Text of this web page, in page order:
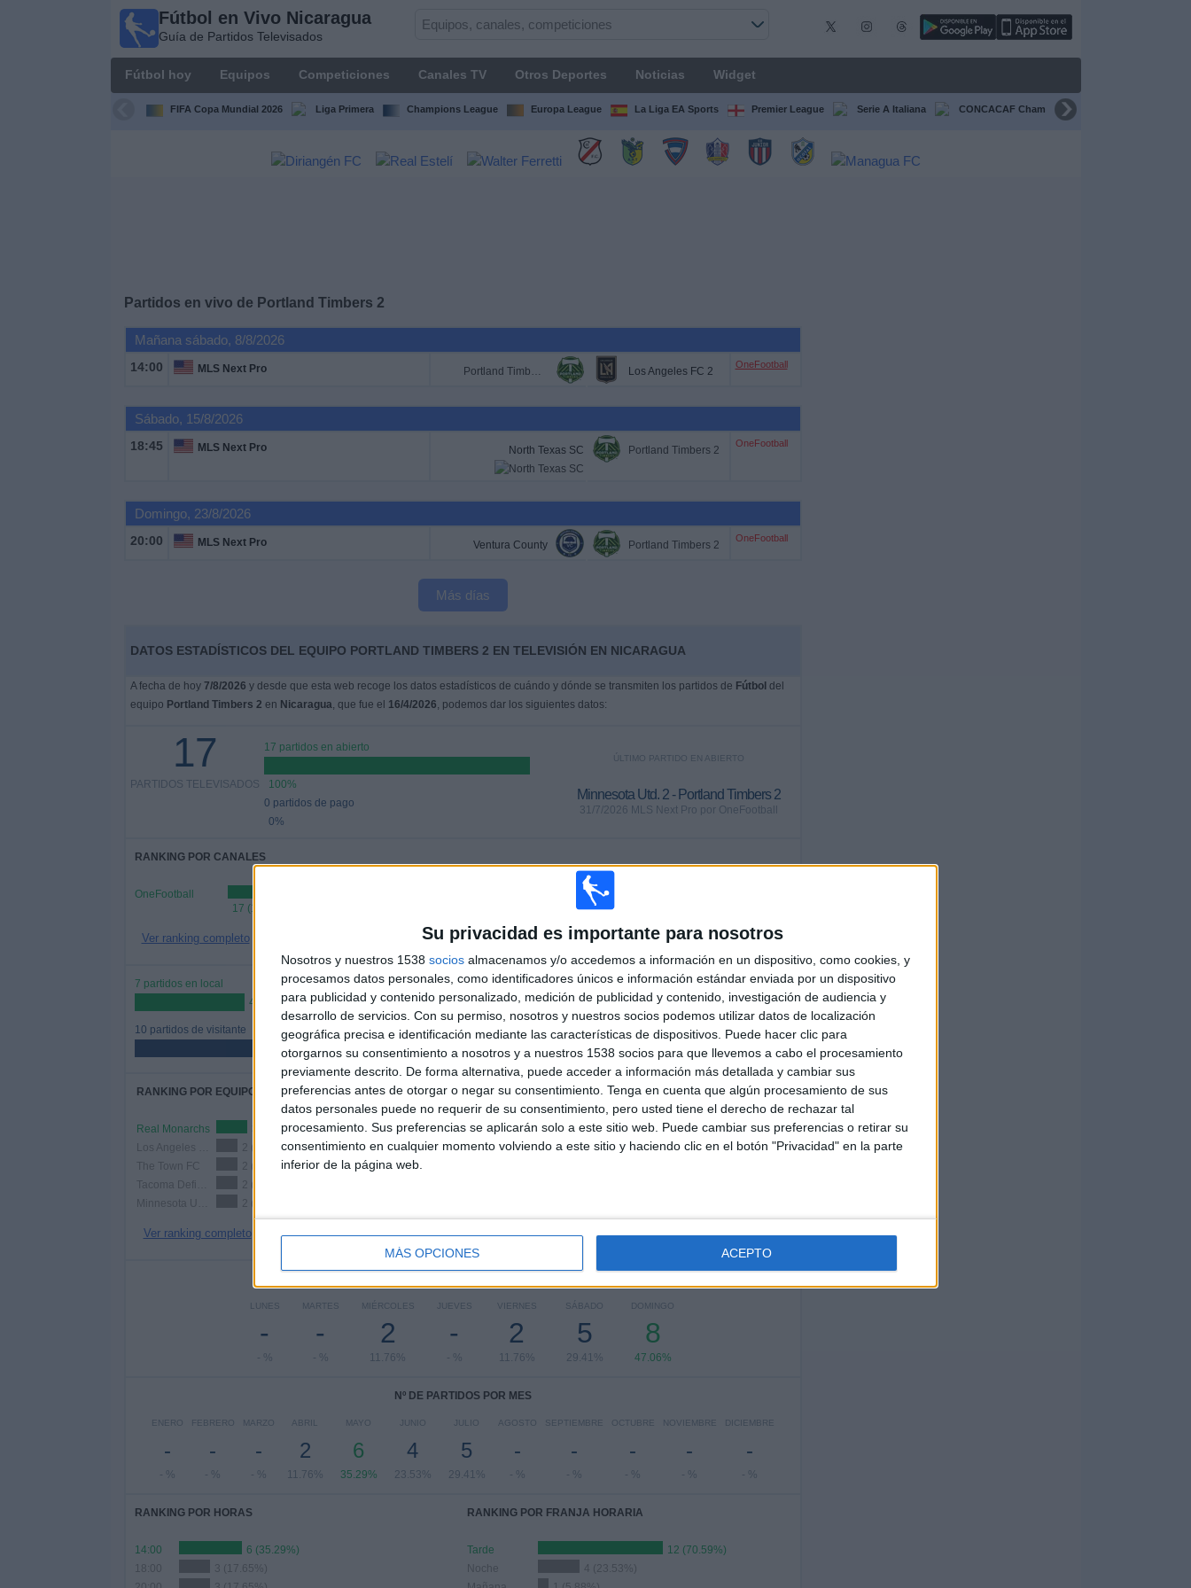
Su privacidad es importante para nosotros
Nosotros y nuestros 1538 socios almacenamos y/o accedemos a información en un dispositivo, como cookies, y
procesamos datos personales, como identificadores únicos e información estándar enviada por un dispositivo
para publicidad y contenido personalizado, medición de publicidad y contenido, investigación de audiencia y
desarrollo de servicios. Con su permiso, nosotros y nuestros socios podemos utilizar datos de localización
geográfica precisa e identificación mediante las características de dispositivos. Puede hacer clic para
otorgarnos su consentimiento a nosotros y a nuestros 1538 socios para que llevemos a cabo el procesamiento
previamente descrito. De forma alternativa, puede acceder a información más detallada y cambiar sus
preferencias antes de otorgar o negar su consentimiento. Tenga en cuenta que algún procesamiento de sus
datos personales puede no requerir de su consentimiento, pero usted tiene el derecho de rechazar tal
procesamiento. Sus preferencias se aplicarán solo a este sitio web. Puede cambiar sus preferencias o retirar su
consentimiento en cualquier momento volviendo a este sitio y haciendo clic en el botón "Privacidad" en la parte
inferior de la página web.
MÁS OPCIONES ACEPTO
Fútbol en Vivo Nicaragua
Guía de Partidos Televisados
Fútbol hoy Equipos Competiciones Canales TV Otros Deportes Noticias Widget
FIFA Copa Mundial 2026 Liga Primera Champions League Europa League La Liga EA Sports Premier League Serie A Italiana CONCACAF Champions Cup
Partidos en vivo de Portland Timbers 2
Mañana sábado, 8/8/2026
14:00 MLS Next Pro Portland Timbers 2 Los Angeles FC 2
OneFootball
Sábado, 15/8/2026
18:45 MLS Next Pro North Texas SC Portland Timbers 2
OneFootball
Domingo, 23/8/2026
20:00 MLS Next Pro Ventura County Portland Timbers 2
OneFootball
Más días
DATOS ESTADÍSTICOS DEL EQUIPO PORTLAND TIMBERS 2 EN TELEVISIÓN EN NICARAGUA
A fecha de hoy 7/8/2026 y desde que esta web recoge los datos estadísticos de cuándo y dónde se transmiten los partidos de Fútbol del
equipo Portland Timbers 2 en Nicaragua, que fue el 16/4/2026, podemos dar los siguientes datos:
17
PARTIDOS TELEVISADOS
17 partidos en abierto
100%
0 partidos de pago
0%
ÚLTIMO PARTIDO EN ABIERTO
Minnesota Utd. 2 - Portland Timbers 2
31/7/2026 MLS Next Pro por OneFootball
RANKING POR CANALES
OneFootball
17 (100%)
Ver ranking completo CANALES TV
SIN PARTIDO
CONSECUTIVOS
7 partidos en local
41.18%
10 partidos de visitante
58.82%
TOTAL
11
MÁXIMO
3
VS Real
Monarchs
TOTAL
1
RANKING POR EQUIPOS
Real Monarchs
3 (17.65%)
2 (11.76%)
The Town FC
2 (11.76%)
2 (11.76%)
2 (11.76%)
Ver ranking completo
RANKING POR COMPETICIONES
MLS Next Pro 17 (100%)
LUNES
-
- %
MARTES
-
- %
MIÉRCOLES
2
11.76%
JUEVES
-
- %
VIERNES
2
11.76%
SÁBADO
5
29.41%
DOMINGO
8
47.06%
Nº DE PARTIDOS POR MES
ENERO
-
- %
FEBRERO
-
- %
MARZO
-
- %
ABRIL
2
11.76%
MAYO
6
35.29%
JUNIO
4
23.53%
JULIO
5
29.41%
AGOSTO
-
- %
SEPTIEMBRE
-
- %
OCTUBRE
-
- %
NOVIEMBRE
-
- %
DICIEMBRE
-
- %
RANKING POR HORAS
14:00
6 (35.29%)
18:00
3 (17.65%)
RANKING POR FRANJA HORARIA
Tarde
12 (70.59%)
Noche
4 (23.53%)
Fútbol en
Nicaragua